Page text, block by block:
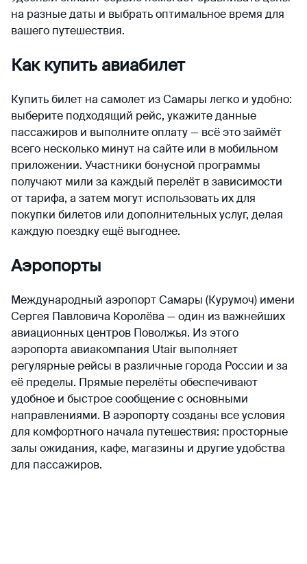
на разные даты и выбрать оптимальное время для
вашего путешествия.
Как купить авиабилет
Купить билет на самолет из Самары легко и удобно:
выберите подходящий рейс, укажите данные
пассажиров и выполните оплату — всё это займёт
всего несколько минут на сайте или в мобильном
приложении. Участники бонусной программы
получают мили за каждый перелёт в зависимости
от тарифа, а затем могут использовать их для
покупки билетов или дополнительных услуг, делая
каждую поездку ещё выгоднее.
Аэропорты
Международный аэропорт Самары (Курумоч) имени
Сергея Павловича Королёва — один из важнейших
авиационных центров Поволжья. Из этого
аэропорта авиакомпания Utair выполняет
регулярные рейсы в различные города России и за
её пределы. Прямые перелёты обеспечивают
удобное и быстрое сообщение с основными
направлениями. В аэропорту созданы все условия
для комфортного начала путешествия: просторные
залы ожидания, кафе, магазины и другие удобства
для пассажиров.